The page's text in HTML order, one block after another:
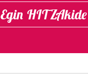
Egin HITZAkide